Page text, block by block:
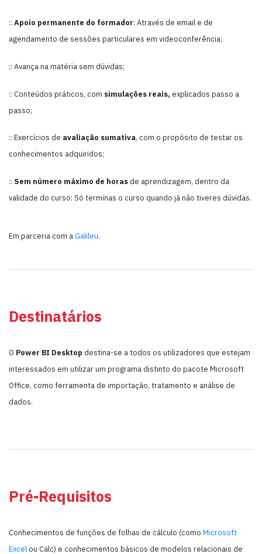
:: Apoio permanente do formador: Através de email e de
agendamento de sessões particulares em videoconferência;
:: Avança na matéria sem dúvidas;
:: Conteúdos práticos, com simulações reais, explicados passo a
passo;
:: Exercícios de avaliação sumativa, com o propósito de testar os
conhecimentos adquiridos;
:: Sem número máximo de horas de aprendizagem, dentro da
validade do curso: Só terminas o curso quando já não tiveres dúvidas.
Em parceria com aGalileu.
Destinatários
O Power BI Desktop destina-se a todos os utilizadores que estejam
interessados em utilizar um programa distinto do pacote Microsoft
Office, como ferramenta de importação, tratamento e análise de
dados.
Pré-Requisitos
Conhecimentos de funções de folhas de cálculo (como Microsoft
Excel ou Calc) e conhecimentos básicos de modelos relacionais de